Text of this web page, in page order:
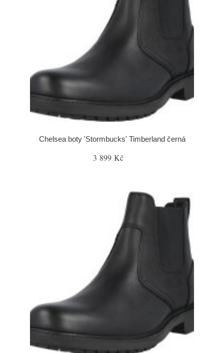
Chelsea boty 'Stormbucks' Timberland černá
3 899 Kč